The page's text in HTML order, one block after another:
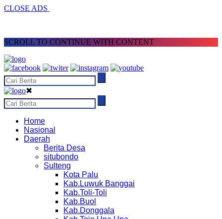
CLOSE ADS
SCROLL TO CONTINUE WITH CONTENT
✖
Home
Nasional
Daerah
Berita Desa
situbondo
Sulteng
Kota Palu
Kab.Luwuk Banggai
Kab.Toli-Toli
Kab.Buol
Kab.Donggala